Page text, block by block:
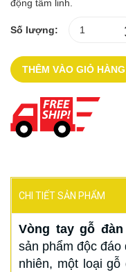
động tâm linh.
Số lượng:
THÊM VÀO GIỎ HÀNG
CHI TIẾT SẢN PHẨM
Vòng tay gỗ
sản phẩm độc
nhiên, một loại